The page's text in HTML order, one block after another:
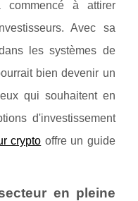
à attirer
Avec sa
les systèmes de
bien devenir un
qui souhaitent en
d'investissement
crypto offre un guide
en pleine